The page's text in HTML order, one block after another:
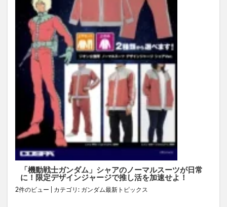
「機動戦士ガンダム」シャアのノーマルスーツが日常
に！限定デザインジャージで推し活を加速せよ！
2件のビュー カテゴリ: ガンダム最新トピックス